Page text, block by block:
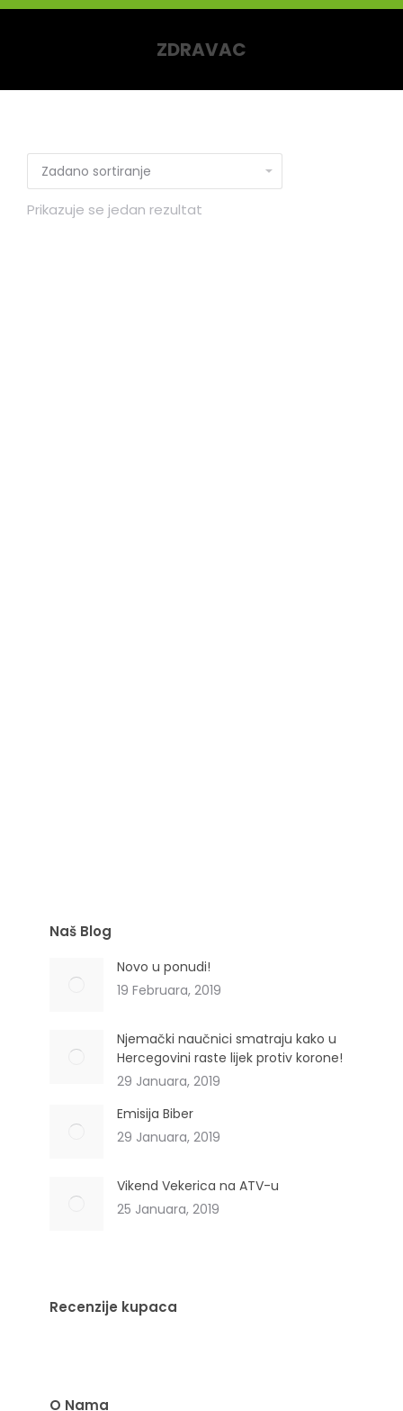
ZDRAVAC
Prikazuje se jedan rezultat
Naš Blog
Novo u ponudi!
19 Februara, 2019
Njemački naučnici smatraju kako u
Hercegovini raste lijek protiv korone!
29 Januara, 2019
Emisija Biber
29 Januara, 2019
Vikend Vekerica na ATV-u
25 Januara, 2019
Recenzije kupaca
O Nama